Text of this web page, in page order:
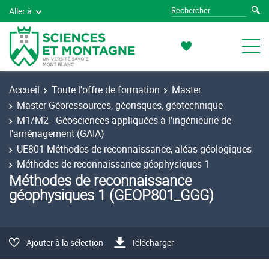
Aller à
Accueil Toute l'offre de formation
Master
Master Géoressources, géorisques, géotechnique
M1/M2 - Géosciences appliquées à l'ingénieurie de
l'aménagement (GAIA)
UE801 Méthodes de reconnaissance, aléas géologiques
Méthodes de reconnaissance géophysiques 1
Méthodes de reconnaissance
géophysiques 1 (GEOP801_GGG)
Ajouter à la sélection Télécharger